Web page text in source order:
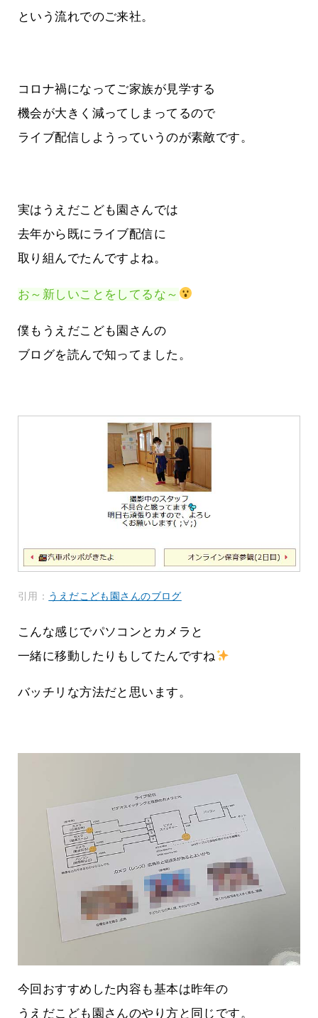
という流れでのご来社。
コロナ禍になってご家族が見学する
機会が大きく減ってしまってるので
ライブ配信しようっていうのが素敵です。
実はうえだこども園さんでは
去年から既にライブ配信に
取り組んでたんですよね。
お～新しいことをしてるな～
僕もうえだこども園さんの
ブログを読んで知ってました。
引用： うえだこども園さんのブログ
こんな感じでパソコンとカメラと
一緒に移動したりもしてたんですね
バッチリな方法だと思います。
今回おすすめした内容も基本は昨年の
うえだこども園さんのやり方と同じです。